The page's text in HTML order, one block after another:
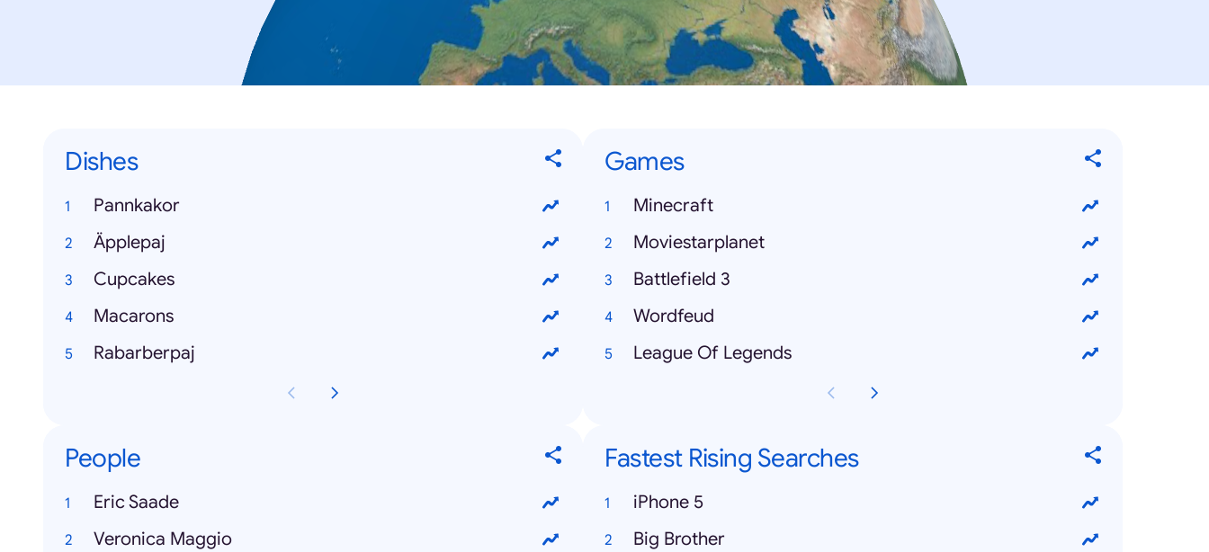
Dishes
Pannkakor
Äpplepaj
Cupcakes
Macarons
Rabarberpaj
Games
Minecraft
Moviestarplanet
Battlefield 3
Wordfeud
League Of Legends
People
Eric Saade
Veronica Maggio
Fastest Rising Searches
iPhone 5
Big Brother